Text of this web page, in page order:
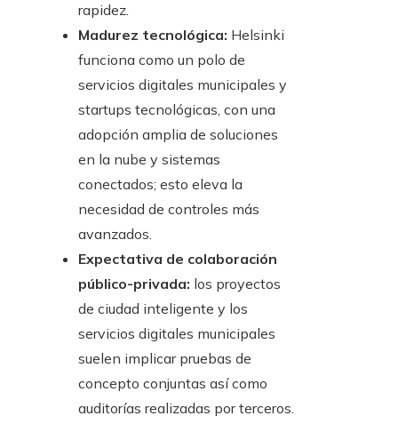
rapidez.
Madurez tecnológica: Helsinki
funciona como un polo de
servicios digitales municipales y
startups tecnológicas, con una
adopción amplia de soluciones
en la nube y sistemas
conectados; esto eleva la
necesidad de controles más
avanzados.
Expectativa de colaboración
público-privada: los proyectos
de ciudad inteligente y los
servicios digitales municipales
suelen implicar pruebas de
concepto conjuntas así como
auditorías realizadas por terceros.